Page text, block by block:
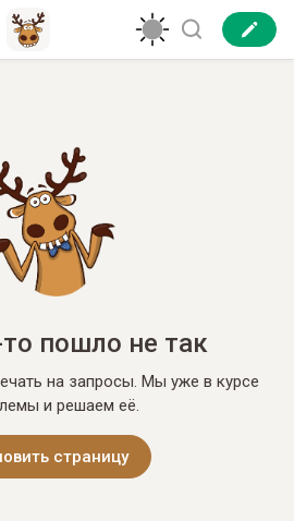
пошло не так
на запросы. Мы уже в курсе
и решаем её.
страницу